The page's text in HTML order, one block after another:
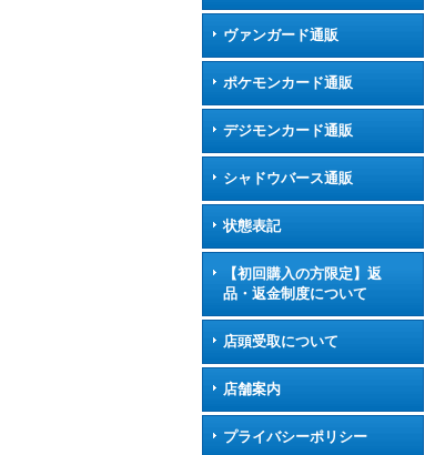
ヴァンガード通販
ポケモンカード通販
デジモンカード通販
シャドウバース通販
状態表記
【初回購入の方限定】返
品・返金制度について
店頭受取について
店舗案内
プライバシーポリシー